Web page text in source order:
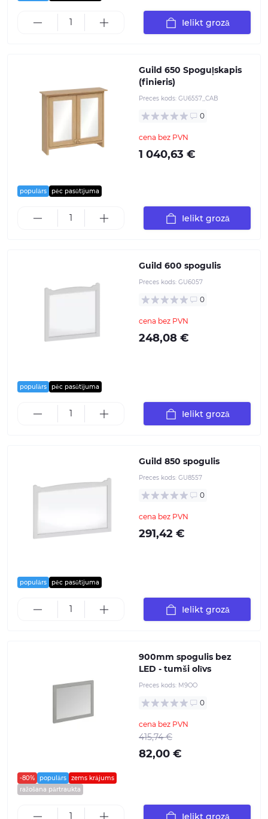
Ielikt grozā
populārs pēc pasūtījuma
Guild 650 Spoguļskapis
(finieris)
Preces kods: GU6557_CAB
0
cena bez PVN
1 040,63 €
Ielikt grozā
populārs pēc pasūtījuma
Guild 600 spogulis
Preces kods: GU6057
0
cena bez PVN
248,08 €
Ielikt grozā
populārs pēc pasūtījuma
Guild 850 spogulis
Preces kods: GU8557
0
cena bez PVN
291,42 €
Ielikt grozā
-80% populārs
zems krājums
ražošana pārtraukta
900mm spogulis bez
LED - tumši olīvs
Preces kods: M9OO
0
cena bez PVN
415,74 €
82,00 €
Ielikt grozā